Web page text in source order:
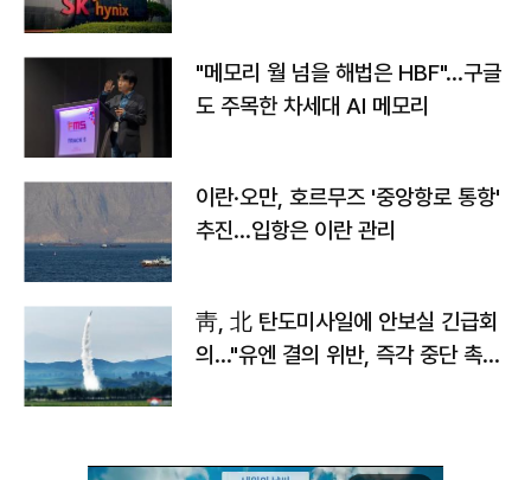
"메모리 월 넘을 해법은 HBF"…구글
도 주목한 차세대 AI 메모리
이란·오만, 호르무즈 '중앙항로 통항'
추진…입항은 이란 관리
靑, 北 탄도미사일에 안보실 긴급회
의…"유엔 결의 위반, 즉각 중단 촉